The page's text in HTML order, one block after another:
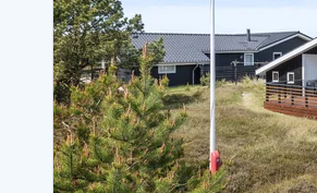
Ferienhäuser Bjerregard Ferienhäuser Blavand
Ferienhäuser Argab
Ferienhäuser in Arrild
Ferienhäuser Bjerregard
Ferienhäuser Blavand
Ferienhäuser Bork Havn
Ferienhäuser Fjand